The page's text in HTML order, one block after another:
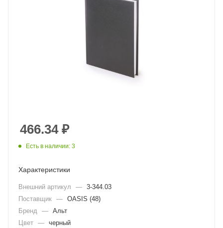
466.34₽
Есть в наличии: 3
Характеристики
Внешний артикул — 3-344.03
Поставщик — OASIS (48)
Бренд
— Альт
Цвет — черный